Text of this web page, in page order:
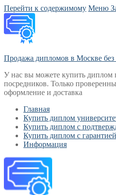
Перейти к содержимому Меню
Продажа дипломов в Москве без
У нас вы можете купить диплом
посредников. Только
оформление и доставка
Главная
Купить диплом
Купить диплом с
Купить диплом с
Информация